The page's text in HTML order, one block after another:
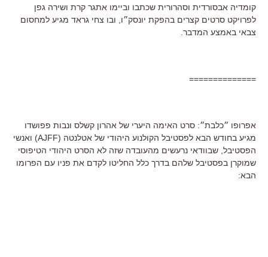
קומדיה אבסורדית וסהרורית שכתבו וביימו אתגר קרת ושירה גפן
לפרויקט סרטים קצרים בהפקת יונסק״ו, ובו צחי גראד מגיע למחסום
צבאי באמצע המדבר.
==============
אפרופו ״כלבת״: סרט האימה היערי של אהרון קשלס ונבות פפושדו
מגיע בחודש הבא לפסטיבל הקולנוע היהודי של אטלנטה (AJFF) ואנשי
הפסטיבל, שבוודאי נרעשים מהעובדה שזה לא הסרט היהודי הטיפוסי
שמוקרן בפסטיבל שלהם בדרך כלל החליטו לקדם את פניו עם הפרומו
הבא: